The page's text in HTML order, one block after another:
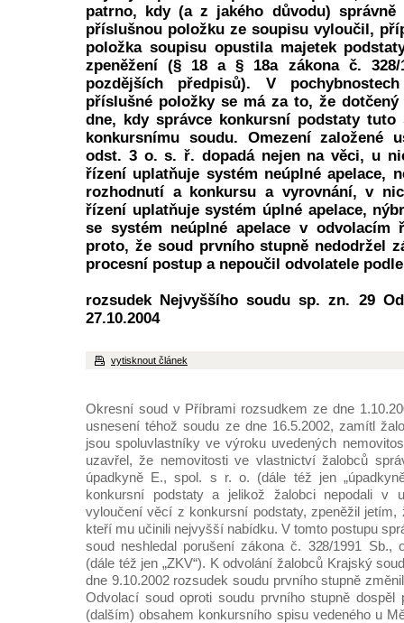
patrno, kdy (a z jakého důvodu) správně
příslušnou položku ze soupisu vyloučil,
položka soupisu opustila majetek
zpeněžení (§ 18 a § 18a zákona č.
pozdějších předpisů). V
příslušné položky se má za to, že dotčený
dne, kdy správce konkursní podstaty tuto
konkursnímu soudu. Omezení založené
odst. 3 o. s. ř. dopadá nejen na věci, u
řízení uplatňuje systém neúplné apelace,
rozhodnutí a konkursu a vyrovnání, v
řízení uplatňuje systém úplné apelace,
se systém neúplné apelace v odvolacím
proto, že soud prvního stupně nedodržel
procesní postup a nepoučil odvolatele
rozsudek Nejvyššího soudu sp. zn. 29
27.10.2004
vytisknout článek
Okresní soud v Příbrami rozsudkem ze dne
usnesení téhož soudu ze dne 16.5.2002, zamítl
jsou spoluvlastníky ve výroku uvedených
uzavřel, že nemovitosti ve vlastnictví žalobců
úpadkyně E., spol. s r. o. (dále též jen
konkursní podstaty a jelikož žalobci nepodali v
vyloučení věcí z konkursní podstaty, zpeněžil jetím,
kteří mu učinili nejvyšší nabídku. V tomto postupu
soud neshledal porušení zákona č. 328/1991 Sb.,
(dále též jen „ZKV“). K odvolání žalobců Krajský
dne 9.10.2002 rozsudek soudu prvního stupně
Odvolací soud oproti soudu prvního stupně dospěl
(dalším) obsahem konkursního spisu vedeného u